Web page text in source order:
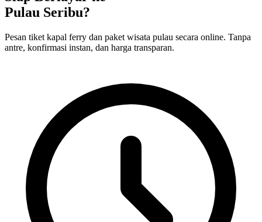
Pulau Seribu?
Pesan tiket kapal ferry dan paket wisata pulau secara online. Tanpa
antre, konfirmasi instan, dan harga transparan.